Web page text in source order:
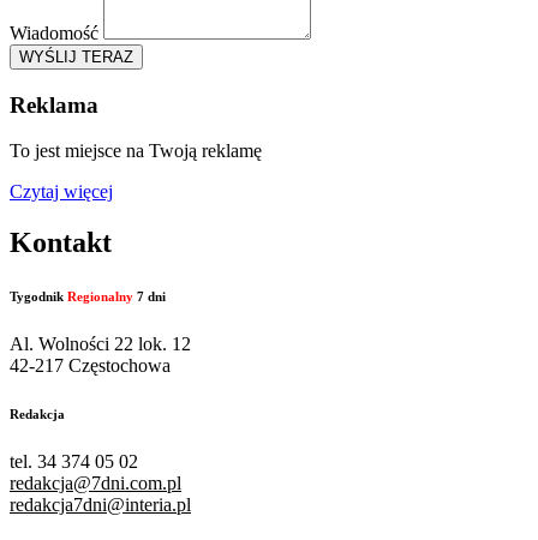
Wiadomość
WYŚLIJ TERAZ
Reklama
To jest miejsce na Twoją reklamę
Czytaj więcej
Kontakt
Tygodnik Regionalny 7 dni
Al. Wolności 22 lok. 12
42-217 Częstochowa
Redakcja
tel. 34 374 05 02
redakcja@7dni.com.pl
redakcja7dni@interia.pl